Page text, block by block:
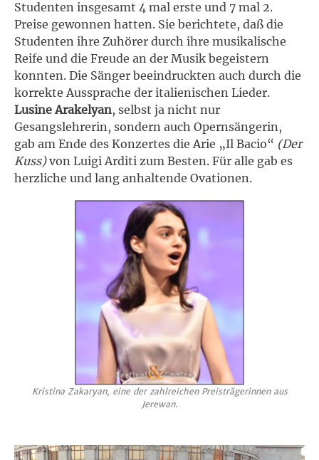
Studenten insgesamt 4 mal erste und 7 mal 2.
Preise gewonnen hatten. Sie berichtete, daß die
Studenten ihre Zuhörer durch ihre musikalische
Reife und die Freude an der Musik begeistern
konnten. Die Sänger beeindruckten auch durch die
korrekte Aussprache der italienischen Lieder.
Lusine Arakelyan, selbst ja nicht nur
Gesangslehrerin, sondern auch Opernsängerin,
gab am Ende des Konzertes die Arie „Il Bacio“ (Der
Kuss)von Luigi Arditi zum Besten. Für alle gab es
herzliche und lang anhaltende Ovationen.
Kristina Zakaryan, eine der zahlreichen Preisträgerinnen aus
Jerewan.